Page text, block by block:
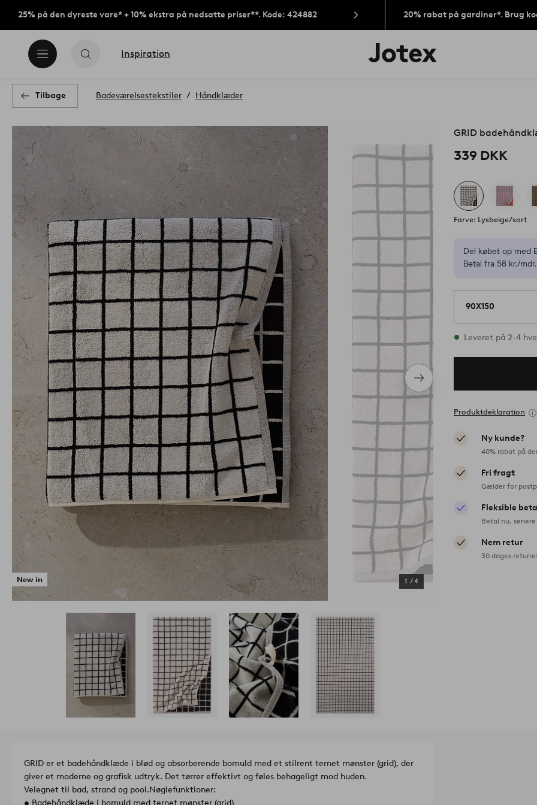
25% på den dyreste vare* + 10% ekstra på nedsatte priser**. Kode: 424882 20% rabat på gardiner*. Brug
Inspiration
Jotex
logo
Tilbage Badeværelsestekstiler Håndklæder
Næste
produkt
New in 1 /4
GRID
339 DKK
Farve: Lysbeige/sort
Del købet op med
Betal fra 58 kr./mdr.
90X150
På lager
Leveret på 2-4
Produktdeklaration
Ny kunde?
40% rabat på
Fri fragt
Gælder for
Fleksible
Betal nu,
Nem retur
30 dages
GRID er et badehåndklæde i blød og absorberende bomuld med et stilrent ternet mønster (grid), der
giver et moderne og grafisk udtryk. Det tørrer effektivt og føles behageligt mod huden.
Velegnet til bad, strand og pool.Nøglefunktioner:
• Badehåndklæde i bomuld med ternet mønster (grid)